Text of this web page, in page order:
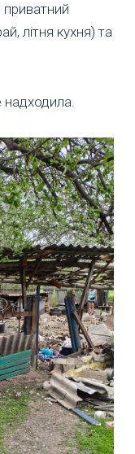
літня кухня) та
надходила.